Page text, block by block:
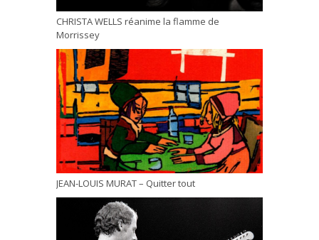
CHRISTA WELLS réanime la flamme de
Morrissey
JEAN-LOUIS MURAT – Quitter tout